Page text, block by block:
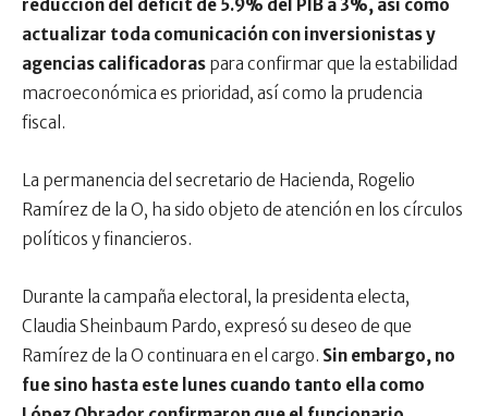
reducción del déficit de 5.9% del PIB a 3%, así como
actualizar toda comunicación con inversionistas y
agencias calificadoras para confirmar que la estabilidad
macroeconómica es prioridad, así como la prudencia
fiscal.
La permanencia del secretario de Hacienda, Rogelio
Ramírez de la O, ha sido objeto de atención en los círculos
políticos y financieros.
Durante la campaña electoral, la presidenta electa,
Claudia Sheinbaum Pardo, expresó su deseo de que
Ramírez de la O continuara en el cargo. Sin embargo, no
fue sino hasta este lunes cuando tanto ella como